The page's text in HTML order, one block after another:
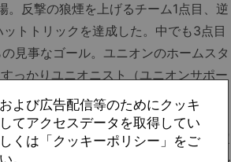
反撃の狼煙を上げるチーム1点目、逆
トトリックを達成した。中でも3点目
見事なゴール。ユニオンのホームスタ
っかりユニオニスト（ユニオンサポー
ろ、Jリーグを席巻した突破力と決定
よび広告配信等のためにクッキ
てアクセスデータを取得してい
くは「クッキーポリシー」をご
。